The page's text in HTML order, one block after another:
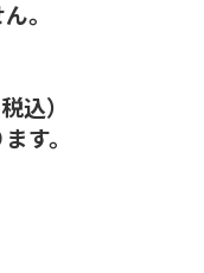
。
込）
す。